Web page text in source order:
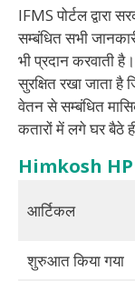
IFMS पोर्टल द्वारा
सम्बंधित सभी
भी प्रदान करवाती
सुरक्षित रखा जाता
वेतन से सम्बंधित
कतारों में लगे घर बैठे
Himkosh
आर्टिकल
शुरुआत किया गया